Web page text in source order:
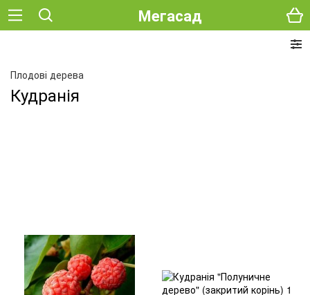
Мегасад
Плодові дерева
Кудранія